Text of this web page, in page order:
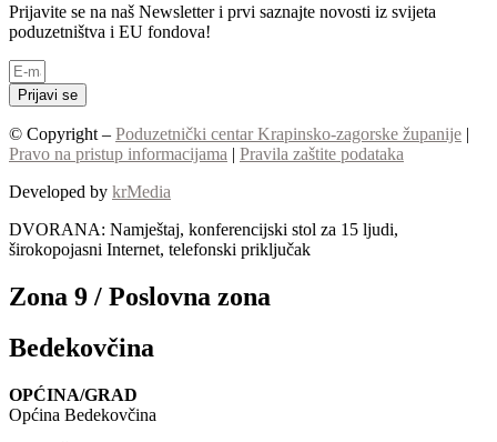
Prijavite se na naš Newsletter i prvi saznajte novosti iz svijeta
poduzetništva i EU fondova!
Prijavi se
© Copyright – Poduzetnički centar Krapinsko-zagorske županije |
Pravo na pristup informacijama | Pravila zaštite podataka
Developed by krMedia
DVORANA: Namještaj, konferencijski stol za 15 ljudi,
širokopojasni Internet, telefonski priključak
Zona 9 / Poslovna zona
Bedekovčina
OPĆINA/GRAD
Općina Bedekovčina